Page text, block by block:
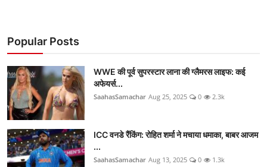
Popular Posts
WWE की पूर्व सुपरस्टार लाना की ग्लैमरस लाइफ: कई
अफेयर्स...
SaahasSamachar Aug 25, 2025 0 2.3k
ICC वनडे रैंकिंग: रोहित शर्मा ने मचाया धमाका, बाबर आजम
...
SaahasSamachar Aug 13, 2025 0 1.3k